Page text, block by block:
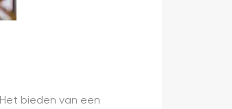
bieden van een